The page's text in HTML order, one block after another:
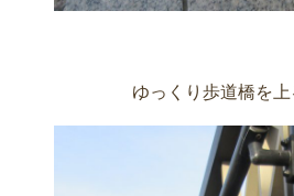
ゆっくり歩道橋を上